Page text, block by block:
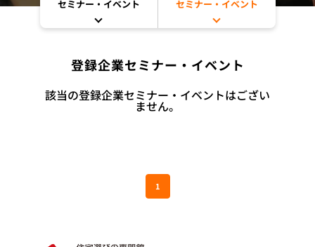
セミナー・イベント
セミナー・イベント
登録企業セミナー・イベント
該当の登録企業セミナー・イベントはござい
ません。
1